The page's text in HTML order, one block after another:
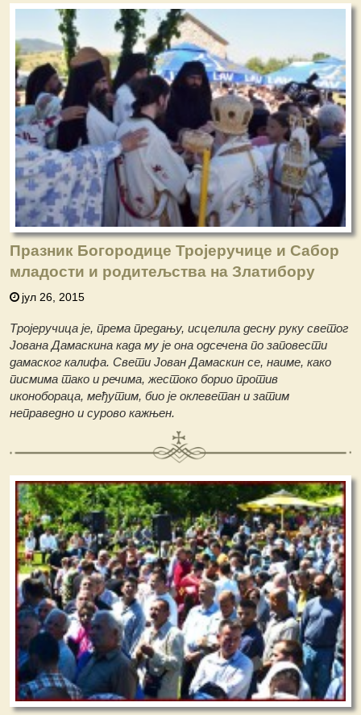
Празник Богородице Тројеручице и Сабор
младости и родитељства на Златибору
јул 26, 2015
Тројеручица је, према предању, исцелила десну руку светог
Јована Дамаскина када му је она одсечена по заповести
дамаског калифа. Свети Јован Дамаскин се, наиме, како
писмима тако и речима, жестоко борио против
иконобораца, међутим, био је оклеветан и затим
неправедно и сурово кажњен.